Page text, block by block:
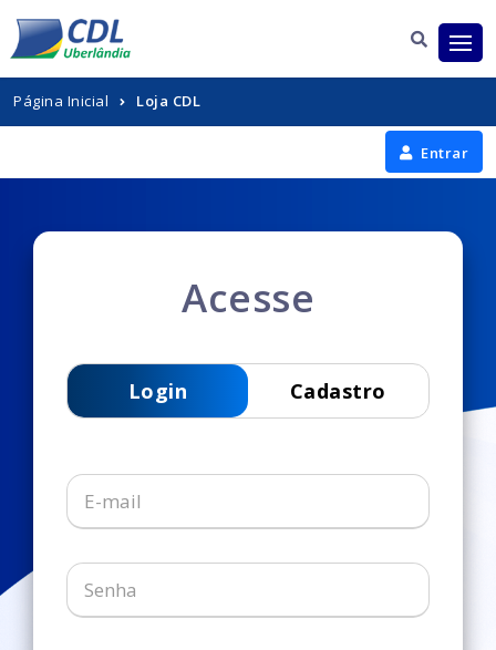
Página Inicial Loja CDL
Entrar
Acesse
Login Cadastro